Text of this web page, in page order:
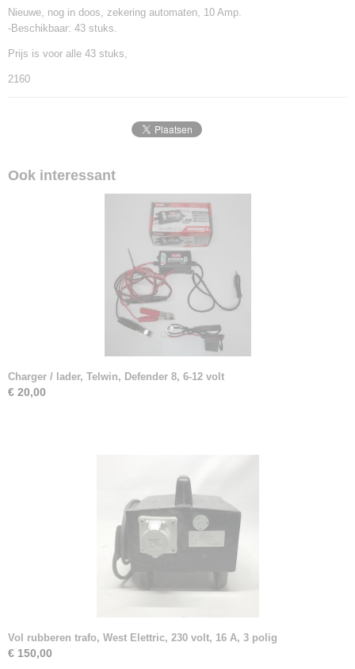
Nieuwe, nog in doos, zekering automaten, 10 Amp.
-Beschikbaar: 43 stuks.
Prijs is voor alle 43 stuks,
2160
Ook interessant
Charger / lader, Telwin, Defender 8, 6-12 volt
€ 20,00
Vol rubberen trafo, West Elettric, 230 volt, 16 A, 3 polig
€ 150,00